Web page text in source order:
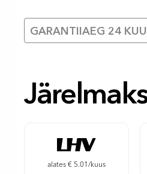
GARANTIIAEG 24
Järelmaks
alates € 5.01/kuus